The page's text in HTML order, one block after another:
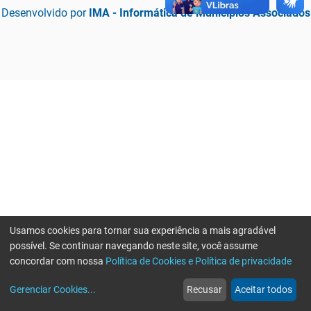
Desenvolvido por IMA - Informática de Municípios Associados
web
Notícias
more_horiz
Mais
Usamos cookies para tornar sua experiência a mais agradável
possível. Se continuar navegando neste site, você assume
concordar com nossa Política de Cookies e Política de privacidade
Gerenciar Cookies... Recusar Aceitar todos
Erro ao enviar informações, por favor tente novamente